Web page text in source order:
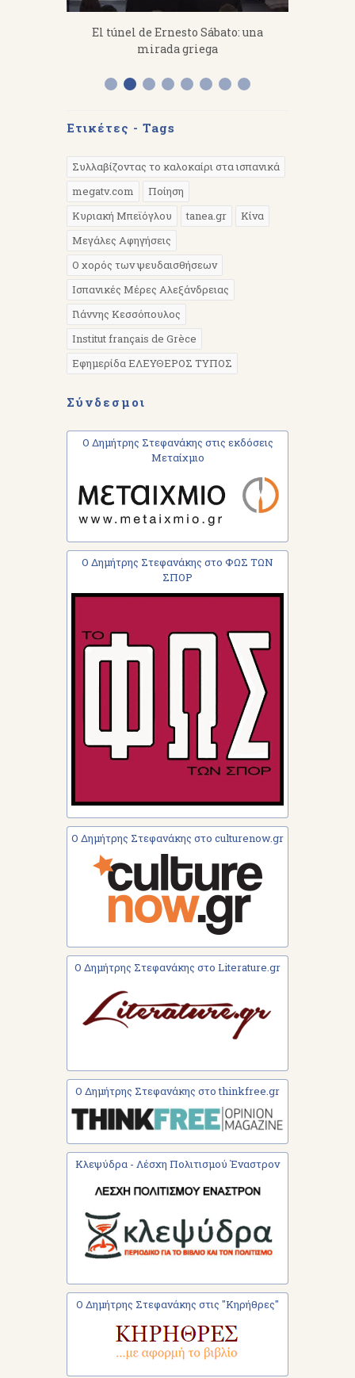
El túnel de Ernesto Sábato: una
mirada griega
Ετικέτες - Tags
Συλλαβίζοντας το καλοκαίρι στα ισπανικά
megatv.com
Ποίηση
Κυριακή Μπεϊόγλου
tanea.gr
Κίνα
Μεγάλες Αφηγήσεις
Ο χορός των ψευδαισθήσεων
Ισπανικές Μέρες Αλεξάνδρειας
Γιάννης Κεσσόπουλος
Institut français de Grèce
Εφημερίδα ΕΛΕΥΘΕΡΟΣ ΤΥΠΟΣ
Σύνδεσμοι
Ο Δημήτρης Στεφανάκης στις εκδόσεις
Μεταίχμιο
Ο Δημήτρης Στεφανάκης στο ΦΩΣ ΤΩΝ
ΣΠΟΡ
Ο Δημήτρης Στεφανάκης στο culturenow.gr
Ο Δημήτρης Στεφανάκης στο Literature.gr
Ο Δημήτρης Στεφανάκης στο thinkfree.gr
Κλεψύδρα - Λέσχη Πολιτισμού Έναστρον
Ο Δημήτρης Στεφανάκης στις "Κηρήθρες"